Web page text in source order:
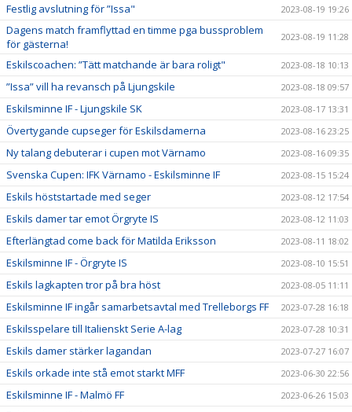
Festlig avslutning för ”Issa" 2023-08-19 19:26
Dagens match framflyttad en timme pga bussproblem
för gästerna!
2023-08-19 11:28
Eskilscoachen: ”Tätt matchande är bara roligt" 2023-08-18 10:13
”Issa” vill ha revansch på Ljungskile 2023-08-18 09:57
Eskilsminne IF - Ljungskile SK 2023-08-17 13:31
Övertygande cupseger för Eskilsdamerna 2023-08-16 23:25
Ny talang debuterar i cupen mot Värnamo 2023-08-16 09:35
Svenska Cupen: IFK Värnamo - Eskilsminne IF 2023-08-15 15:24
Eskils höststartade med seger 2023-08-12 17:54
Eskils damer tar emot Örgryte IS 2023-08-12 11:03
Efterlängtad come back för Matilda Eriksson 2023-08-11 18:02
Eskilsminne IF - Örgryte IS 2023-08-10 15:51
Eskils lagkapten tror på bra höst 2023-08-05 11:11
Eskilsminne IF ingår samarbetsavtal med Trelleborgs FF 2023-07-28 16:18
Eskilsspelare till Italienskt Serie A-lag 2023-07-28 10:31
Eskils damer stärker lagandan 2023-07-27 16:07
Eskils orkade inte stå emot starkt MFF 2023-06-30 22:56
Eskilsminne IF - Malmö FF 2023-06-26 15:03